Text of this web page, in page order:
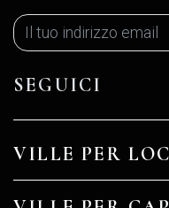
VILLE PER
SEGUICI